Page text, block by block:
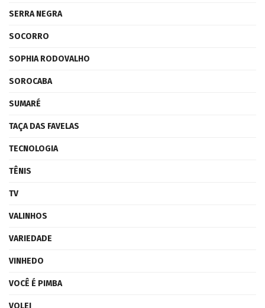
SERRA NEGRA
SOCORRO
SOPHIA RODOVALHO
SOROCABA
SUMARÉ
TAÇA DAS FAVELAS
TECNOLOGIA
TÊNIS
TV
VALINHOS
VARIEDADE
VINHEDO
VOCÊ É PIMBA
VOLEI